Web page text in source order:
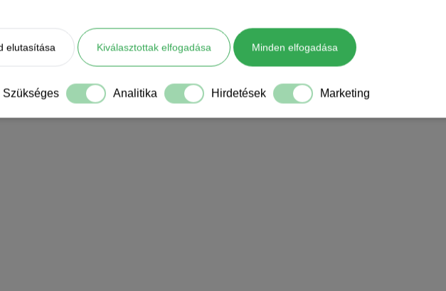
elutasítása Kiválasztottak elfogadása Minden elfogadása
Szükséges Analitika Hirdetések Marketing